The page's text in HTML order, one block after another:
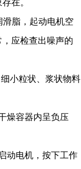
在。
脂，起动电机空
应检查出噪声的
小粒状、浆状物料
燥容器内呈负压
动电机，按下工作